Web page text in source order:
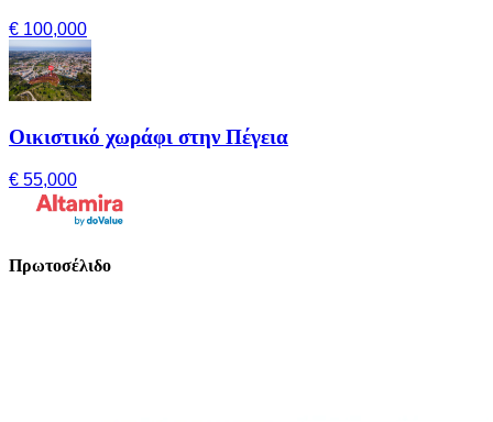
€ 100,000
Οικιστικό χωράφι στην Πέγεια
€ 55,000
Πρωτοσέλιδο